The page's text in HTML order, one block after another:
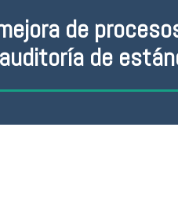
de
de